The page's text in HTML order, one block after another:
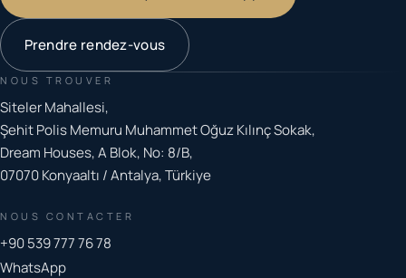
Prendre rendez-vous
NOUS TROUVER
Siteler Mahallesi,
Şehit Polis Memuru Muhammet Oğuz Kılınç Sokak,
Dream Houses, A Blok, No: 8/B,
07070 Konyaaltı / Antalya, Türkiye
NOUS CONTACTER
+90 539 777 76 78
WhatsApp